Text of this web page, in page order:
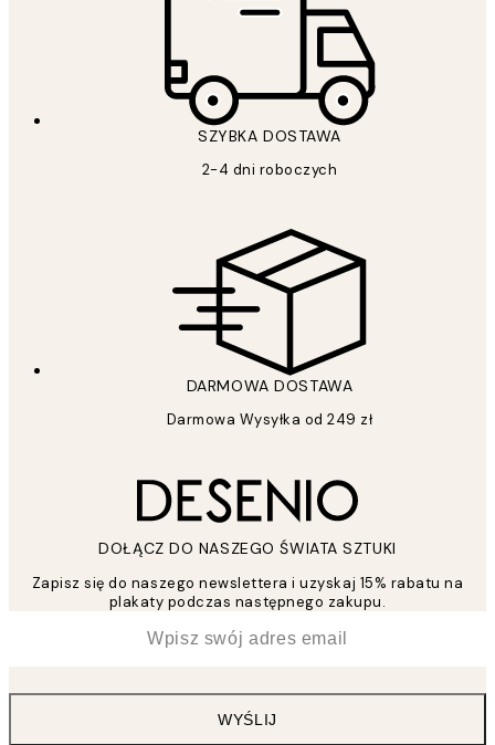
SZYBKA DOSTAWA
2-4 dni roboczych
DARMOWA DOSTAWA
Darmowa Wysyłka od 249 zł
DOŁĄCZ DO NASZEGO ŚWIATA SZTUKI
Zapisz się do naszego newslettera i uzyskaj 15% rabatu na
plakaty podczas następnego zakupu.
WYŚLIJ